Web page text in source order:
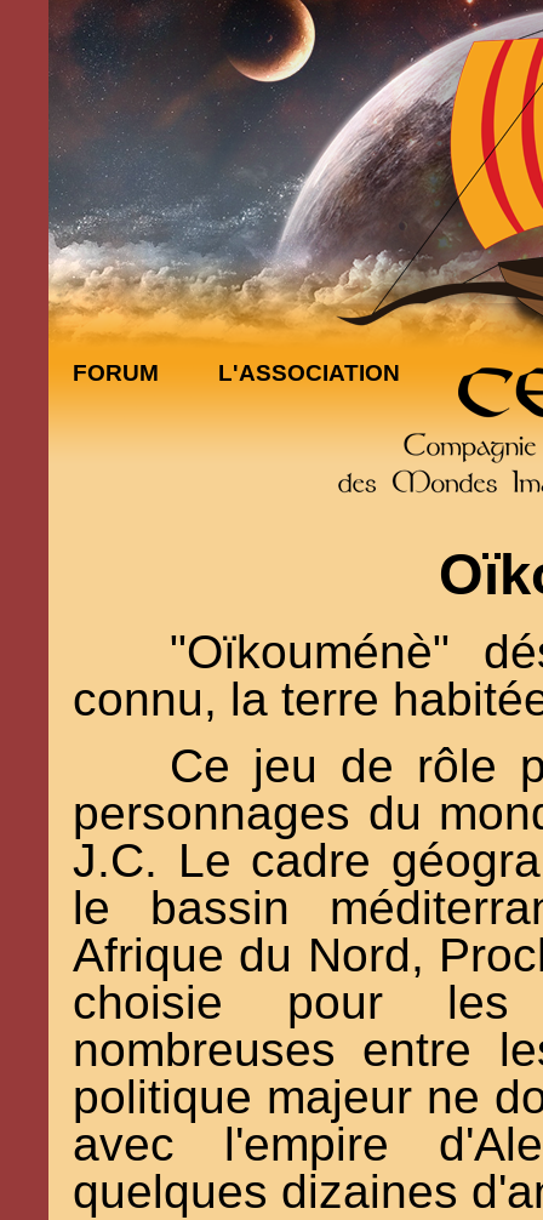
FORUM L'ASSOCIATION
"Oïkouménè"
connu, la terre
Ce jeu de rôle
personnages du
J.C. Le cadre
le bassin
Afrique du Nord,
choisie pour les
nombreuses entre
politique majeur ne
avec l'empire
quelques dizaines